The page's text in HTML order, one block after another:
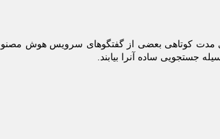
مدت کوتاهی بعضی از گفتگوهای سرویس هوش
جستجویی ساده آنرا بیابند.